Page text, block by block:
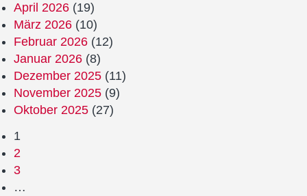
April 2026 (19)
März 2026 (10)
Februar 2026 (12)
Januar 2026 (8)
Dezember 2025 (11)
November 2025 (9)
Oktober 2025 (27)
1
2
3
…